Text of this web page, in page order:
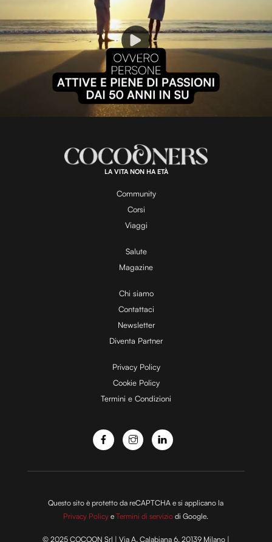
P
l
a
y
V
i
d
e
o
L
:
1
0
0
.
0
LA VITA NON HA ETÀ
Community
Corsi
Viaggi
Salute
Magazine
Chi siamo
Contattaci
Newsletter
Diventa Partner
Privacy Policy
Cookie Policy
Termini e Condizioni
Questo sito è protetto da reCAPTCHA e si applicano la
Privacy Policy eTermini di servizio di Google.
© 2025 COCOON Srl | Via A. Calabiana 6, 20139 Milano |